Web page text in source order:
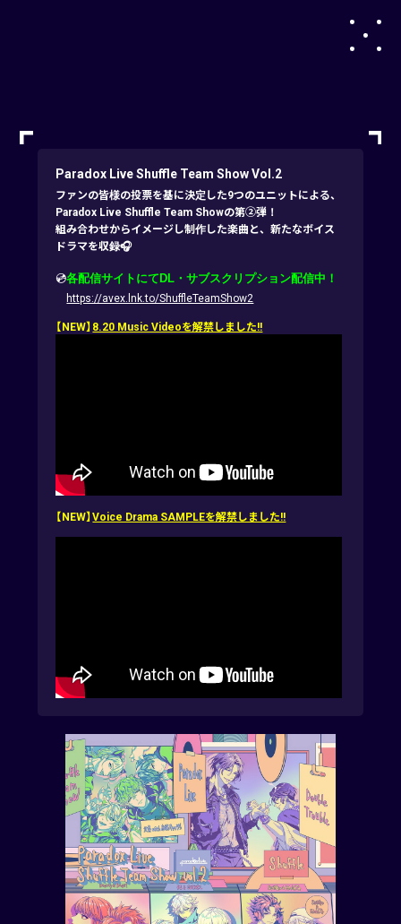
Paradox Live Shuffle Team Show Vol.2
ファンの皆様の投票を基に決定した9つのユニットによる、
Paradox Live Shuffle Team Showの第②弾！
組み合わせからイメージし制作した楽曲と、新たなボイス
ドラマを収録🎧
💿各配信サイトにてDL・サブスクリプション配信中！
https://avex.lnk.to/ShuffleTeamShow2
【NEW】 8.20 Music Videoを解禁しました!!
【NEW】Voice Drama SAMPLEを解禁しました!!